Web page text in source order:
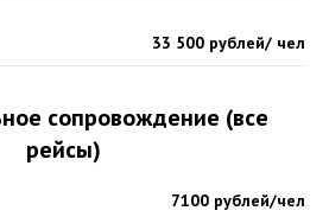
33 500 рублей/ чел
сопровождение (все
рейсы)
7100 рублей/чел